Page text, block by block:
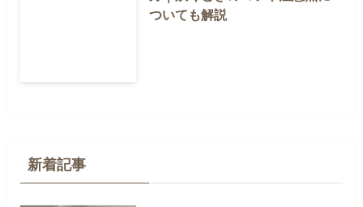
ついても解説
新着記事